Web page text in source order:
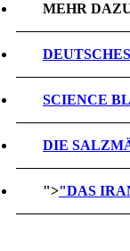
MEHR
SCIENCE
DIE
">"DAS